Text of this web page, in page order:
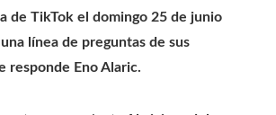
de TikTok el domingo 25 de junio
línea de preguntas de sus
responde Eno Alaric.